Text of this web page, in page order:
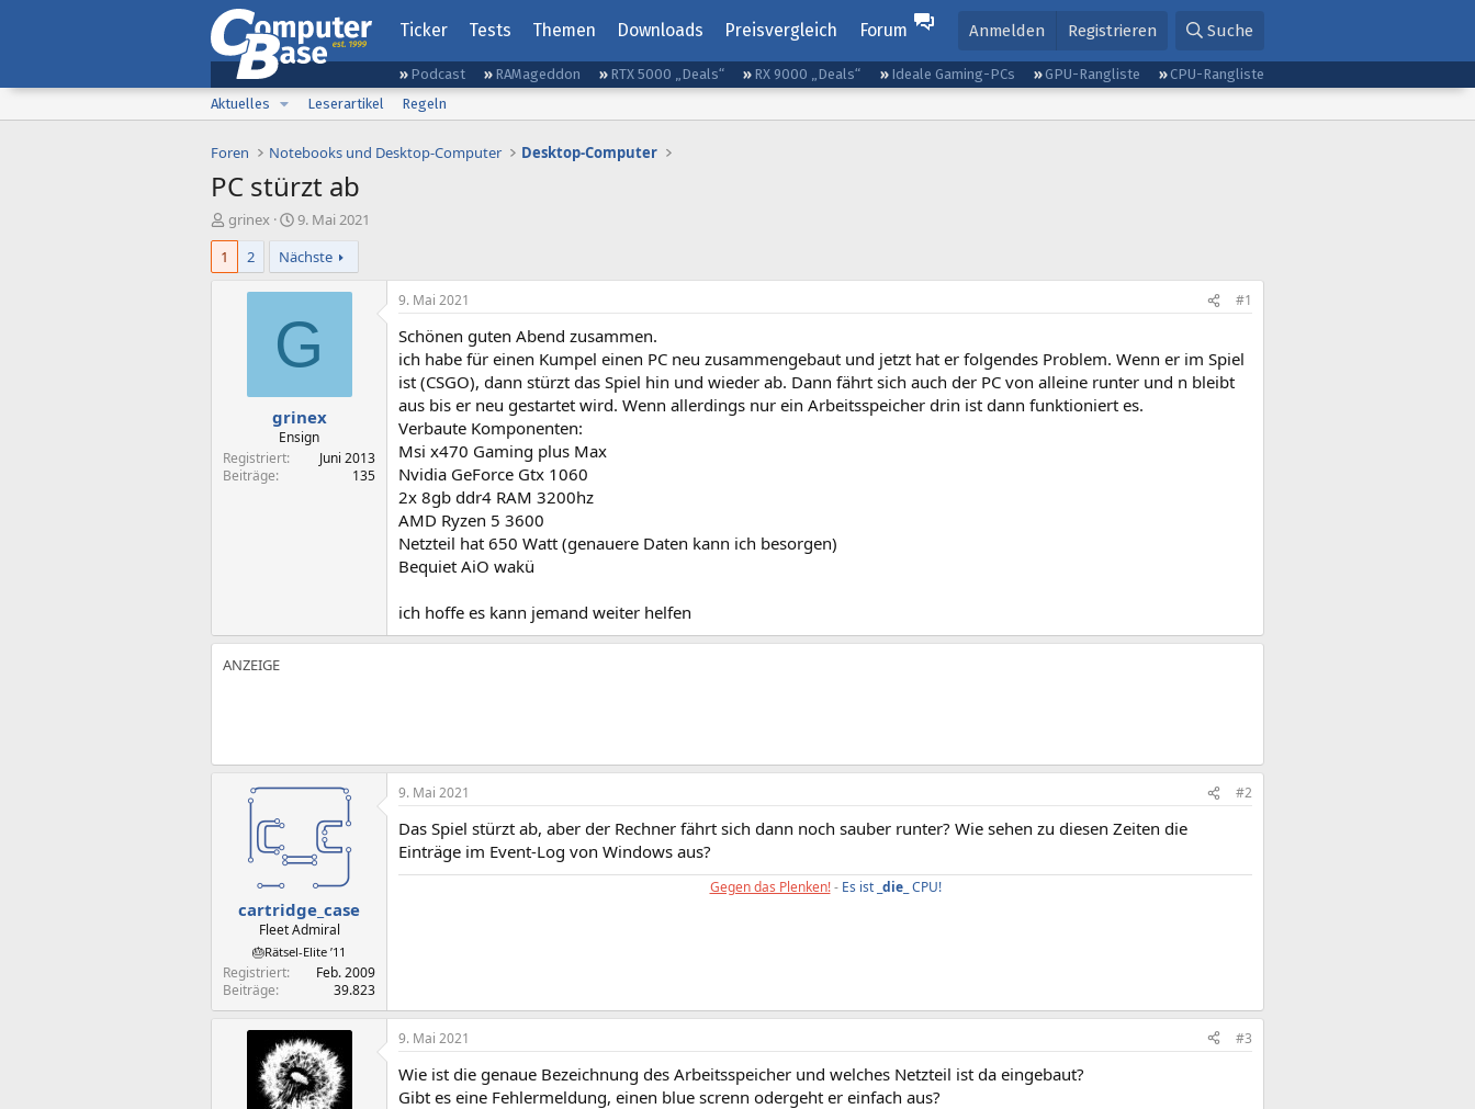
Ticker Tests Themen Downloads Preisvergleich Forum Anmelden Registrieren Suche
Podcast RAMageddon RTX 5000 „Deals“ RX 9000 „Deals“ Ideale Gaming-PCs GPU-Rangliste
CPU-Rangliste
Aktuelles
Leserartikel Regeln
Foren Notebooks und Desktop-Computer Desktop-Computer
PC stürzt ab
E
r
t
grinex
E
r
s
t
e
l
t
m
9. Mai 2021
1
2 Nächste
G
grinex
Ensign
Registriert
Juni 2013
Beiträge
135
9. Mai 2021 #1
Schönen guten Abend zusammen.
ich habe für einen Kumpel einen PC neu zusammengebaut und jetzt hat er folgendes Problem. Wenn er im Spiel
ist (CSGO), dann stürzt das Spiel hin und wieder ab. Dann fährt sich auch der PC von alleine runter und n bleibt
aus bis er neu gestartet wird. Wenn allerdings nur ein Arbeitsspeicher drin ist dann funktioniert es.
Verbaute Komponenten:
Msi x470 Gaming plus Max
Nvidia GeForce Gtx 1060
2x 8gb ddr4 RAM 3200hz
AMD Ryzen 5 3600
Netzteil hat 650 Watt (genauere Daten kann ich besorgen)
Bequiet AiO wakü
ich hoffe es kann jemand weiter helfen
cartridge_case
Fleet Admiral
🎂Rätsel-Elite ’11
Registriert
Feb. 2009
Beiträge
39.823
9. Mai 2021 #2
Das Spiel stürzt ab, aber der Rechner fährt sich dann noch sauber runter? Wie sehen zu diesen Zeiten die
Einträge im Event-Log von Windows aus?
Gegen das Plenken!- Es ist _ die_ CPU!
9. Mai 2021 #3
Wie ist die genaue Bezeichnung des Arbeitsspeicher und welches Netzteil ist da eingebaut?
Gibt es eine Fehlermeldung, einen blue screnn odergeht er einfach aus?